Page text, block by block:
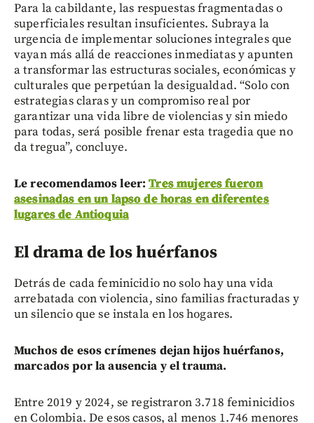
Para la cabildante, las respuestas fragmentadas o
superficiales resultan insuficientes. Subraya la
urgencia de implementar soluciones integrales que
vayan más allá de reacciones inmediatas y apunten
a transformar las estructuras sociales, económicas y
culturales que perpetúan la desigualdad. “Solo con
estrategias claras y un compromiso real por
garantizar una vida libre de violencias y sin miedo
para todas, será posible frenar esta tragedia que no
da tregua”, concluye.
Le recomendamos leer:Tres mujeres fueron
asesinadas en un lapso de horas en diferentes
lugares de Antioquia
El drama de los huérfanos
Detrás de cada feminicidio no solo hay una vida
arrebatada con violencia, sino familias fracturadas y
un silencio que se instala en los hogares.
Muchos de esos crímenes dejan hijos huérfanos,
marcados por la ausencia y el trauma.
Entre 2019 y 2024, se registraron 3.718 feminicidios
en Colombia. De esos casos, al menos 1.746 menores